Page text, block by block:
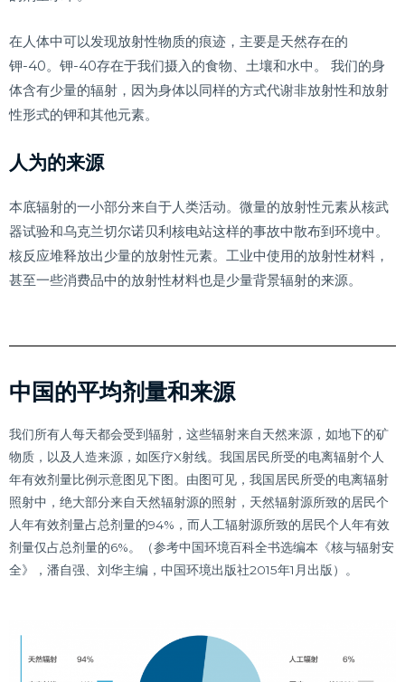
在人体中可以发现放射性物质的痕迹，主要是天然存在的
钾-40。钾-40存在于我们摄入的食物、土壤和水中。 我们的身
体含有少量的辐射，因为身体以同样的方式代谢非放射性和放射
性形式的钾和其他元素。
人为的来源
本底辐射的一小部分来自于人类活动。微量的放射性元素从核武
器试验和乌克兰切尔诺贝利核电站这样的事故中散布到环境中。
核反应堆释放出少量的放射性元素。工业中使用的放射性材料，
甚至一些消费品中的放射性材料也是少量背景辐射的来源。
中国的平均剂量和来源
我们所有人每天都会受到辐射，这些辐射来自天然来源，如地下的矿
物质，以及人造来源，如医疗X射线。我国居民所受的电离辐射个人
年有效剂量比例示意图见下图。由图可见，我国居民所受的电离辐射
照射中，绝大部分来自天然辐射源的照射，天然辐射源所致的居民个
人年有效剂量占总剂量的94%，而人工辐射源所致的居民个人年有效
剂量仅占总剂量的6%。
（参考中国环境百科全书选编本《核与辐射安
全》，潘自强、刘华主编，中国环境出版社2015年1 月出版）。